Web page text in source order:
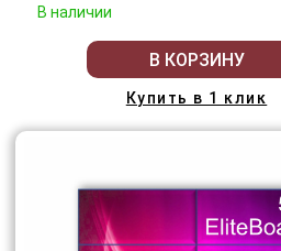
В наличии
В КОРЗИНУ
Купить в 1 клик